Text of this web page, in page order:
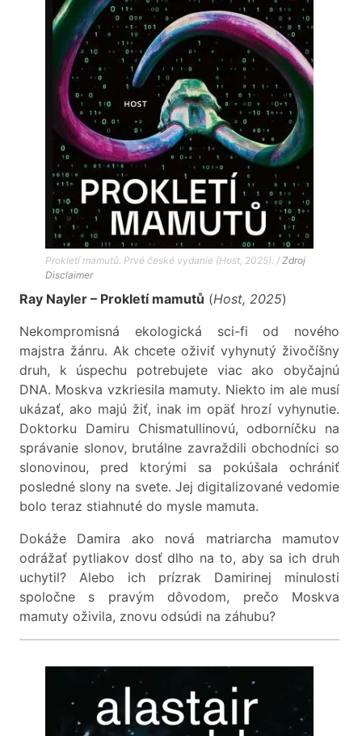
Prokletí mamutů. Prvé české vydanie (Host, 2025). / Zdroj
Disclaimer
Ray Nayler – Prokletí mamutů (Host, 2025)
Nekompromisná ekologická sci-fi od nového
majstra žánru. Ak chcete oživiť vyhynutý živočíšny
druh, k úspechu potrebujete viac ako obyčajnú
DNA. Moskva vzkriesila mamuty. Niekto im ale musí
ukázať, ako majú žiť, inak im opäť hrozí vyhynutie.
Doktorku Damiru Chismatullinovú, odborníčku na
správanie slonov, brutálne zavraždili obchodníci so
slonovinou, pred ktorými sa pokúšala ochrániť
posledné slony na svete. Jej digitalizované vedomie
bolo teraz stiahnuté do mysle mamuta.
Dokáže Damira ako nová matriarcha mamutov
odrážať pytliakov dosť dlho na to, aby sa ich druh
uchytil? Alebo ich prízrak Damirinej minulosti
spoločne s pravým dôvodom, prečo Moskva
mamuty oživila, znovu odsúdi na záhubu?